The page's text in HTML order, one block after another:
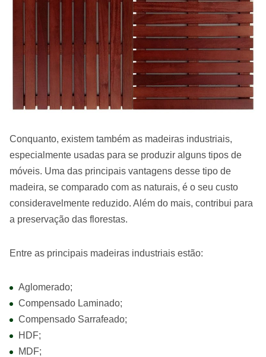
Conquanto, existem também as madeiras industriais,
especialmente usadas para se produzir alguns tipos de
móveis. Uma das principais vantagens desse tipo de
madeira, se comparado com as naturais, é o seu custo
consideravelmente reduzido. Além do mais, contribui para
a preservação das florestas.
Entre as principais madeiras industriais estão:
Aglomerado;
Compensado Laminado;
Compensado Sarrafeado;
HDF;
MDF;